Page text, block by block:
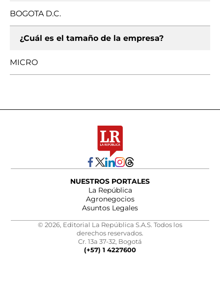
BOGOTA D.C.
¿Cuál es el tamaño de la empresa?
MICRO
NUESTROS PORTALES
La República
Agronegocios
Asuntos Legales
© 2026, Editorial La República S.A.S. Todos los
derechos reservados.
Cr. 13a 37-32, Bogotá
(+57) 1 4227600